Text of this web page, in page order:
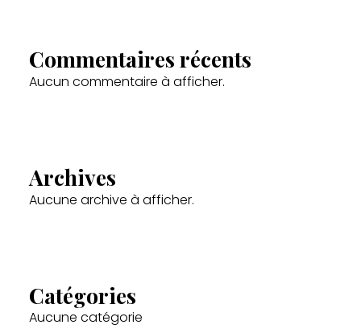
Commentaires récents
Aucun commentaire à afficher.
Archives
Aucune archive à afficher.
Catégories
Aucune catégorie